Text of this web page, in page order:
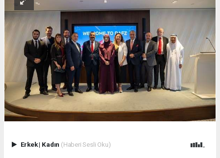
Erkek| Kadın (Haberi Sesli Oku)